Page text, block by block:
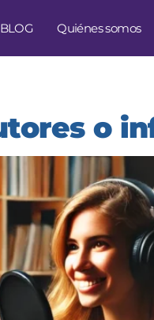
BLOG Quiénes somos
o